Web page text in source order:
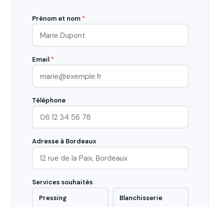
Prénom et nom *
Email *
Téléphone
Adresse à Bordeaux
Services souhaités
Pressing
Blanchisserie